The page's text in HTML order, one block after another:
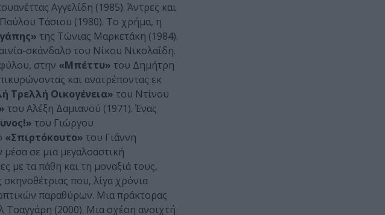
Αγγελίδη (1985). Άντρες και
Τάσιου (1980). Το χρήμα, η
της Τώνιας Μαρκετάκη (1984).
σκάνδαλο του Νίκου Νικολαΐδη.
στην «Μπέττυ» του Δημήτρη
και ανατρέποντας εκ
Τρελλή Οικογένεια» του Ντίνου
του Αλέξη Δαμιανού (1971). Ένας
του Γιώργου
«Σπιρτόκουτο» του Γιάννη
σε μια μεγαλοαστική
με τα πάθη και τη μοναξιά τους,
που, λίγα χρόνια
παραθύρων. Μια πράκτορας
Τσαγγάρη (2000). Μια σχέση ανοιχτή